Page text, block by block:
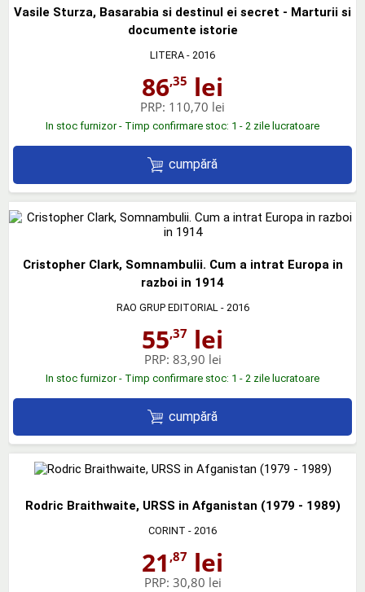
Vasile Sturza, Basarabia si destinul ei secret - Marturii si
documente istorie
LITERA - 2016
86,35 lei
PRP: 110,70 lei
In stoc furnizor - Timp confirmare stoc: 1 - 2 zile lucratoare
cumpără
Cristopher Clark, Somnambulii. Cum a intrat Europa in
razboi in 1914
RAO GRUP EDITORIAL - 2016
55,37 lei
PRP: 83,90 lei
In stoc furnizor - Timp confirmare stoc: 1 - 2 zile lucratoare
cumpără
Rodric Braithwaite, URSS in Afganistan (1979 - 1989)
CORINT - 2016
21 ,87 lei
PRP: 30,80 lei